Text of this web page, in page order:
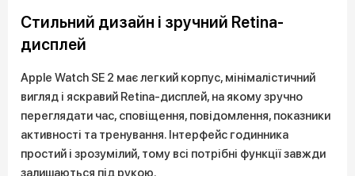
Стильний дизайн і зручний Retina-
дисплей
Apple Watch SE 2 має легкий корпус, мінімалістичний
вигляд і яскравий Retina-дисплей, на якому зручно
переглядати час, сповіщення, повідомлення, показники
активності та тренування. Інтерфейс годинника
простий і зрозумілий, тому всі потрібні функції завжди
залишаються під рукою.